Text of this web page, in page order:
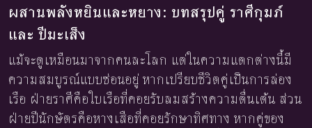
ผสานพลังหยินและหยาง: บทสรุปคู่ ราศีกุมภ์
และ ปีมะเส็ง
แม้จะดูเหมือนมาจากคนละโลก แต่ในความแตกต่างนี้มี
ความสมบูรณ์แบบซ่อนอยู่ หากเปรียบชีวิตคู่เป็นการล่อง
เรือ ฝ่ายราศีคือใบเรือที่คอยรับลมสร้างความตื่นเต้น ส่วน
ฝ่ายปีนักษัตรคือหางเสือที่คอยรักษาทิศทาง หากคู่ของ